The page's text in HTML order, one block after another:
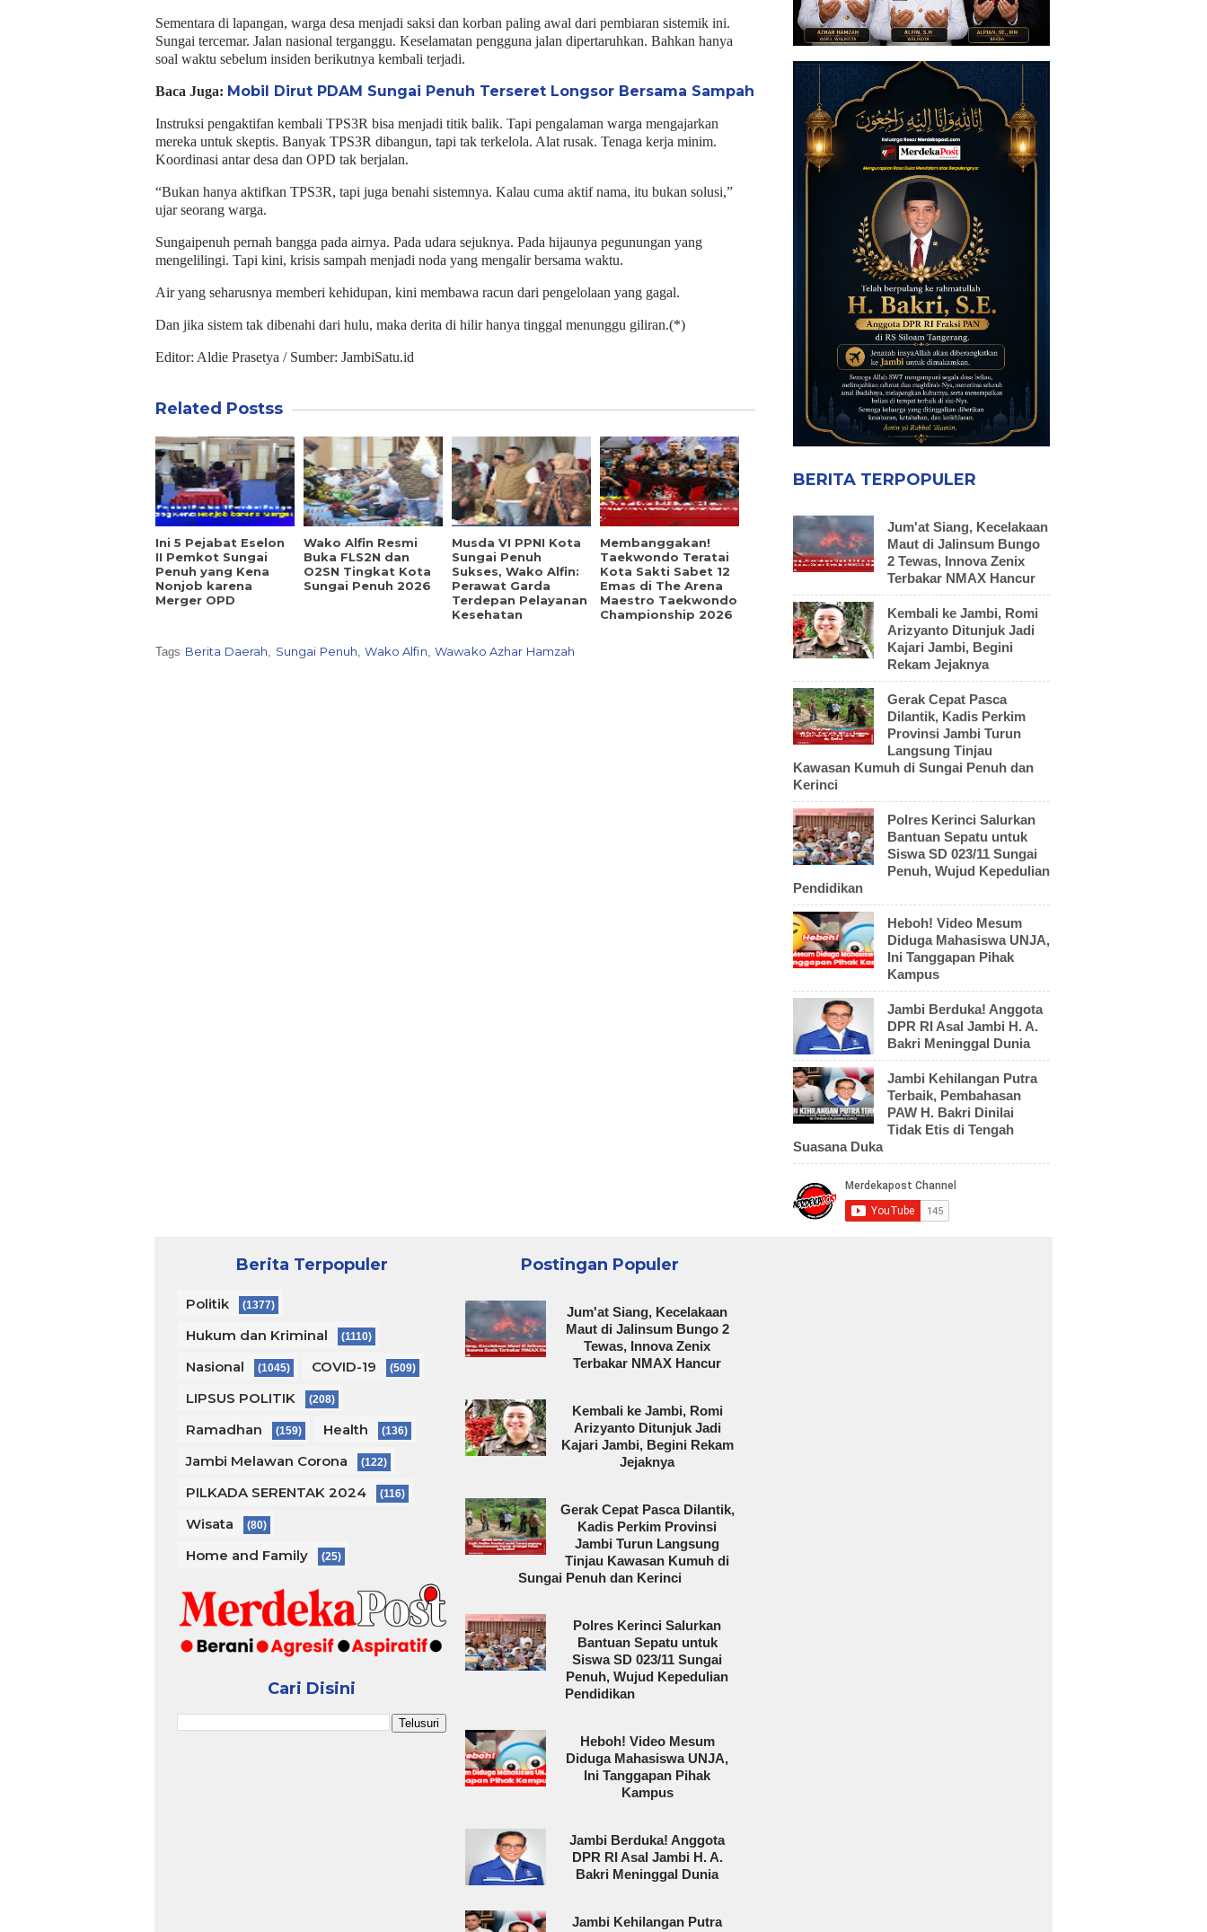
Sementara di lapangan, warga desa menjadi saksi dan korban paling awal dari pembiaran sistemik ini.
Sungai tercemar. Jalan nasional terganggu. Keselamatan pengguna jalan dipertaruhkan. Bahkan hanya
soal waktu sebelum insiden berikutnya kembali terjadi.
Baca Juga: Mobil Dirut PDAM Sungai Penuh Terseret Longsor Bersama Sampah
Instruksi pengaktifan kembali TPS3R bisa menjadi titik balik. Tapi pengalaman warga mengajarkan
mereka untuk skeptis. Banyak TPS3R dibangun, tapi tak terkelola. Alat rusak. Tenaga kerja minim.
Koordinasi antar desa dan OPD tak berjalan.
“Bukan hanya aktifkan TPS3R, tapi juga benahi sistemnya. Kalau cuma aktif nama, itu bukan solusi,”
ujar seorang warga.
Sungaipenuh pernah bangga pada airnya. Pada udara sejuknya. Pada hijaunya pegunungan yang
mengelilingi. Tapi kini, krisis sampah menjadi noda yang mengalir bersama waktu.
Air yang seharusnya memberi kehidupan, kini membawa racun dari pengelolaan yang gagal.
Dan jika sistem tak dibenahi dari hulu, maka derita di hilir hanya tinggal menunggu giliran.(*)
Editor: Aldie Prasetya / Sumber: JambiSatu.id
Related Postss
Ini 5 Pejabat Eselon
II Pemkot Sungai
Penuh yang Kena
Nonjob karena
Merger OPD
Wako Alfin Resmi
Buka FLS2N dan
O2SN Tingkat Kota
Sungai Penuh 2026
Musda VI PPNI Kota
Sungai Penuh
Sukses, Wako Alfin:
Perawat Garda
Terdepan Pelayanan
Kesehatan
Membanggakan!
Taekwondo Teratai
Kota Sakti Sabet 12
Emas di The Arena
Maestro Taekwondo
Championship 2026
Tags Berita Daerah, Sungai Penuh,Wako Alfin,Wawako Azhar Hamzah
BERITA TERPOPULER
Jum'at Siang, Kecelakaan
Maut di Jalinsum Bungo
2 Tewas, Innova Zenix
Terbakar NMAX Hancur
Kembali ke Jambi, Romi
Arizyanto Ditunjuk Jadi
Kajari Jambi, Begini
Rekam Jejaknya
Gerak Cepat Pasca
Dilantik, Kadis Perkim
Provinsi Jambi Turun
Langsung Tinjau
Kawasan Kumuh di Sungai Penuh dan
Kerinci
Polres Kerinci Salurkan
Bantuan Sepatu untuk
Siswa SD 023/11 Sungai
Penuh, Wujud Kepedulian
Pendidikan
Heboh! Video Mesum
Diduga Mahasiswa UNJA,
Ini Tanggapan Pihak
Kampus
Jambi Berduka! Anggota
DPR RI Asal Jambi H. A.
Bakri Meninggal Dunia
Jambi Kehilangan Putra
Terbaik, Pembahasan
PAW H. Bakri Dinilai
Tidak Etis di Tengah
Suasana Duka
Berita Terpopuler
Politik (1377)
Hukum dan Kriminal (1110)
Nasional (1045) COVID-19 (509)
LIPSUS POLITIK (208)
Ramadhan (159) Health (136)
Jambi Melawan Corona (122)
PILKADA SERENTAK 2024 (116)
Wisata (80)
Home and Family (25)
Cari Disini
Postingan Populer
Jum'at Siang, Kecelakaan
Maut di Jalinsum Bungo 2
Tewas, Innova Zenix
Terbakar NMAX Hancur
Kembali ke Jambi, Romi
Arizyanto Ditunjuk Jadi
Kajari Jambi, Begini Rekam
Jejaknya
Gerak Cepat Pasca Dilantik,
Kadis Perkim Provinsi
Jambi Turun Langsung
Tinjau Kawasan Kumuh di
Sungai Penuh dan Kerinci
Polres Kerinci Salurkan
Bantuan Sepatu untuk
Siswa SD 023/11 Sungai
Penuh, Wujud Kepedulian
Pendidikan
Heboh! Video Mesum
Diduga Mahasiswa UNJA,
Ini Tanggapan Pihak
Kampus
Jambi Berduka! Anggota
DPR RI Asal Jambi H. A.
Bakri Meninggal Dunia
Jambi Kehilangan Putra